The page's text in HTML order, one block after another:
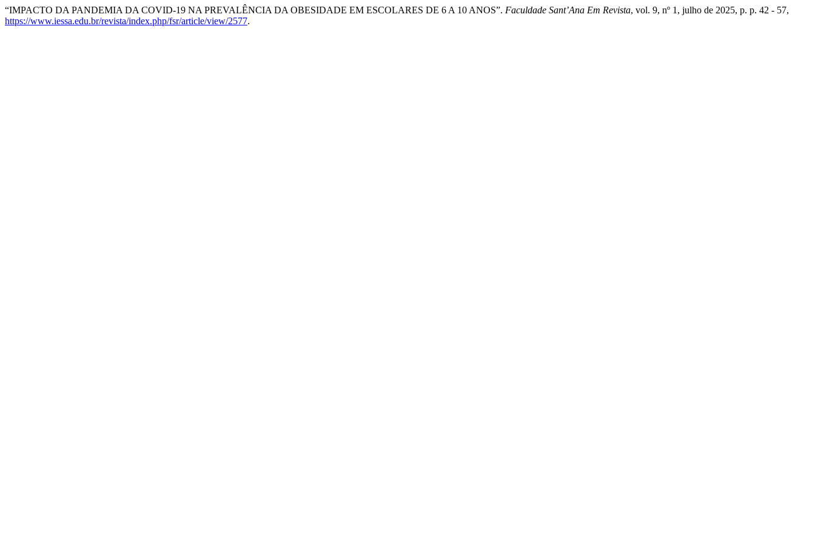
“IMPACTO DA PANDEMIA DA COVID-19 NA PREVALÊNCIA DA OBESIDADE EM ESCOLARES DE 6 A 10 ANOS”. Faculdade Sant’Ana Em Revista, vol. 9, nº 1, julho de 2025, p. p. 42 - 57,
https://www.iessa.edu.br/revista/index.php/fsr/article/view/2577.